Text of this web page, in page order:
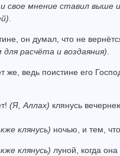
свое мнение ставил выше
он думал, что не
расчёта и воздаяния)
же, ведь поистине его
(Я, Аллах) клянусь
клянусь) ночью, и тем,
клянусь) луной, когда